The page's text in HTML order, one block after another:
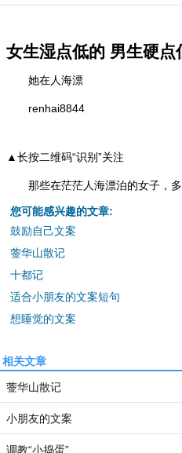
女生湿点低的 男生硬点
她在人海漂
renhai8844
▲长按二维码“识别”关注
那些在茫茫人海漂泊的女子，
您可能感兴趣的文章:
鼓励自己文案
蓥华山散记
十都记
适合小朋友的文案短句
想睡觉的文案
相关文章
蓥华山散记
小朋友的文案
调教“小捣蛋”